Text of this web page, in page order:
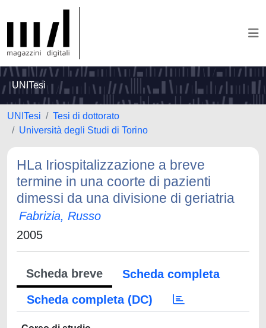
UNITesi
UNITesi
Tesi di dottorato
Università degli Studi di Torino
HLa Iriospitalizzazione a breve
termine in una coorte di pazienti
dimessi da una divisione di geriatria
Fabrizia, Russo
2005
Scheda breve
Scheda completa
Scheda completa (DC)